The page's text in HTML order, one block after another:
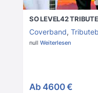
SO LEVEL42 TRIBUTE
Coverband,
null Weiterlesen
Ab 4600 €